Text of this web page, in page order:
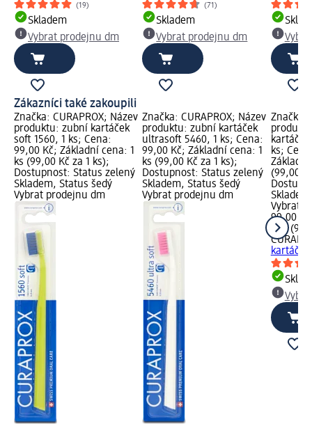
(19)
Skladem
Vybrat prodejnu dm
(71)
Skladem
Vybrat prodejnu dm
Zákazníci také zakoupili
Značka: CURAPROX; Název
produktu: zubní kartáček
soft 1560, 1 ks; Cena:
99,00 Kč; Základní cena: 1
ks (99,00 Kč za 1 ks);
Dostupnost: Status zelený
Skladem, Status šedý
Vybrat prodejnu dm
Značka: CURAPROX; Název
produktu: zubní kartáček
ultrasoft 5460, 1 ks; Cena:
99,00 Kč; Základní cena: 1
ks (99,00 Kč za 1 ks);
Dostupnost: Status zelený
Skladem, Status šedý
Vybrat prodejnu dm
Značka:
ks;
Základní
(99,00
Vybrat
99,00 Kč
1 ks